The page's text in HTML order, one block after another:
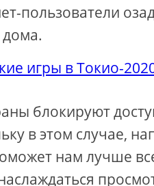
пользователи
игры в Токио-
блокируют
в этом случае,
нам лучше